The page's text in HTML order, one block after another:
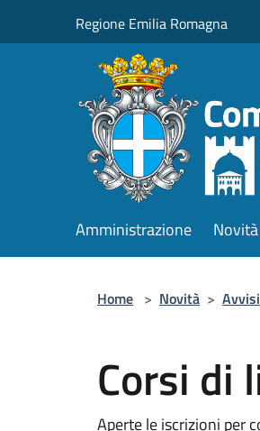
Regione Emilia Romagna
Amministrazione Novità
Home > Novità > Avvisi
Corsi di
Aperte le iscrizioni per